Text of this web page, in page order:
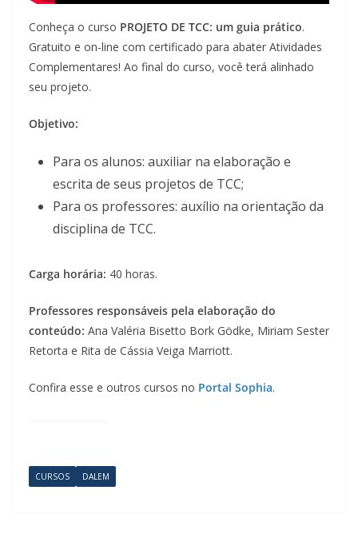
Conheça o curso PROJETO DE TCC: um guia prático.
Gratuito e on-line com certificado para abater Atividades
Complementares! Ao final do curso, você terá alinhado
seu projeto.
Objetivo:
Para os alunos: auxiliar na elaboração e
escrita de seus projetos de TCC;
Para os professores: auxílio na orientação da
disciplina de TCC.
Carga horária: 40 horas.
Professores responsáveis pela elaboração do
conteúdo: Ana Valéria Bisetto Bork Gödke, Miriam Sester
Retorta e Rita de Cássia Veiga Marriott.
Confira esse e outros cursos no Portal Sophia.
CURSOS DALEM